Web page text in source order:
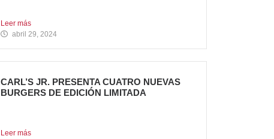
Leer más
abril 29, 2024
CARL’S JR. PRESENTA CUATRO NUEVAS
BURGERS DE EDICIÓN LIMITADA
Leer más